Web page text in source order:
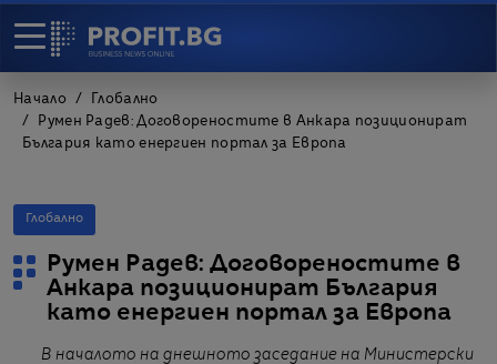
Начало
Глобално
Румен Радев: Договореностите в Анкара позиционират
България като енергиен портал за Европа
Глобално
Румен Радев: Договореностите в
Анкара позиционират България
като енергиен портал за Европа
В началото на днешното заседание на Министерски